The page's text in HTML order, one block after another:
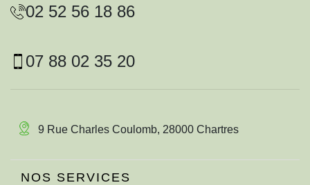
02 52 56 18 86
07 88 02 35 20
9 Rue Charles Coulomb, 28000 Chartres
NOS SERVICES